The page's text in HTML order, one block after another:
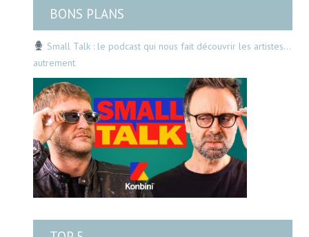
BONS PLANS
Small Talk : le podcast qui nous fait découvrir les artistes…
autrement